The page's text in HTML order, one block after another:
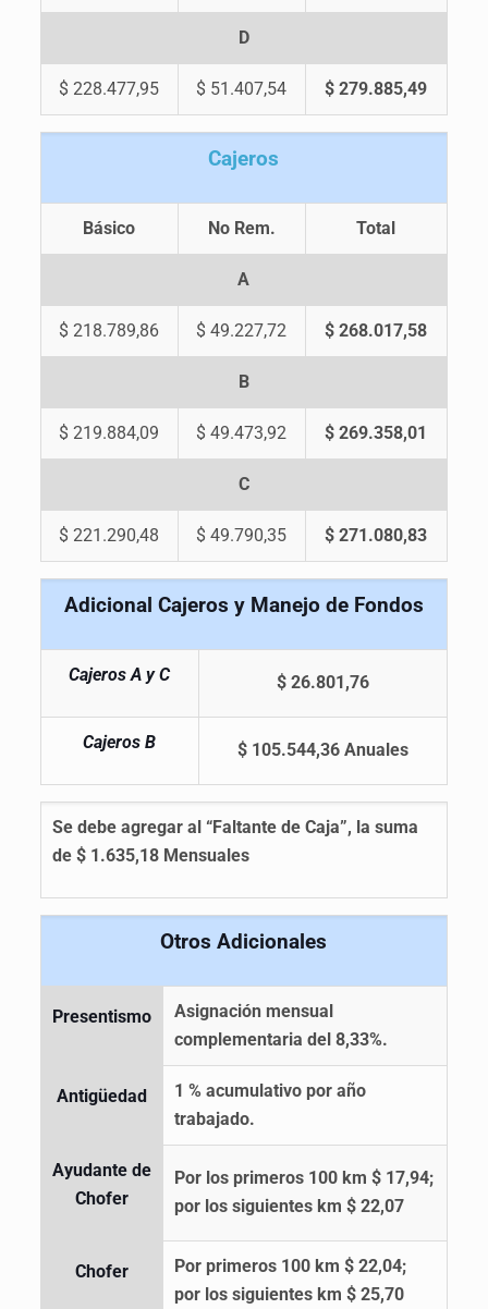
D
$ 228.477,95 $ 51.407,54 $ 279.885,49
Cajeros
Básico No Rem. Total
A
$ 218.789,86 $ 49.227,72 $ 268.017,58
B
$ 219.884,09 $ 49.473,92 $ 269.358,01
C
$ 221.290,48 $ 49.790,35 $ 271.080,83
Adicional Cajeros y Manejo de Fondos
Cajeros A y C $ 26.801,76
Cajeros B $ 105.544,36 Anuales
Se debe agregar al “Faltante de Caja”, la suma
de $ 1.635,18 Mensuales
Otros Adicionales
Presentismo
Asignación mensual
complementaria del 8,33%.
Antigüedad
1 % acumulativo por año
trabajado.
Ayudante de
Chofer
Por los primeros 100 km $ 17,94;
por los siguientes km $ 22,07
Chofer
Por primeros 100 km $ 22,04;
por los siguientes km $ 25,70